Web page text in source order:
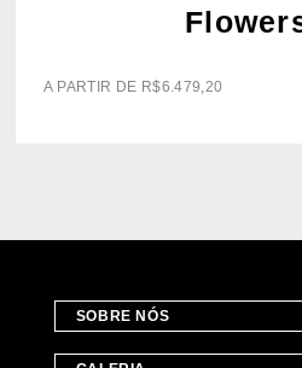
A PARTIR DE R$6.479,20
SOBRE NÓS